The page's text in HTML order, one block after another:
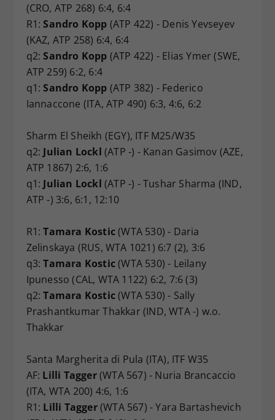
(CRO, ATP 268) 6:4, 6:4
R1:Sandro Kopp (ATP 422) - Denis Yevseyev
(KAZ, ATP 258) 6:4, 6:4
q2:Sandro Kopp (ATP 422) - Elias Ymer (SWE,
ATP 259) 6:2, 6:4
q1:Sandro Kopp (ATP 382) - Federico
Iannaccone (ITA, ATP 490) 6:3, 4:6, 6:2
Sharm El Sheikh (EGY), ITF M25/W35
q2: Julian Lockl (ATP -) - Kanan Gasimov (AZE,
ATP 1867) 2:6, 1:6
q1: Julian Lockl (ATP -) - Tushar Sharma (IND,
ATP -) 3:6, 6:1, 12:10
R1:Tamara Kostic(WTA 530) - Daria
Zelinskaya (RUS, WTA 1021) 6:7 (2), 3:6
q3:Tamara Kostic(WTA 530) - Leilany
Ipunesso (CAL, WTA 1122) 6:2, 7:6 (3)
q2:Tamara Kostic(WTA 530) - Sally
Prashantkumar Thakkar (IND, WTA -) w.o.
Thakkar
Santa Margherita di Pula (ITA), ITF W35
AF: Lilli Tagger(WTA 567) - Nuria Brancaccio
(ITA, WTA 200) 4:6, 1:6
R1: Lilli Tagger(WTA 567) - Yara Bartashevich